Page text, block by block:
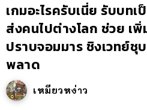
เกมอะไรครับเนี่ย รับบท
ส่งคนไปต่างโลก ช่วย เ
ปราบจอมมาร ชิงเวทย์ชุ
พลาด
เหมียวหง่าว